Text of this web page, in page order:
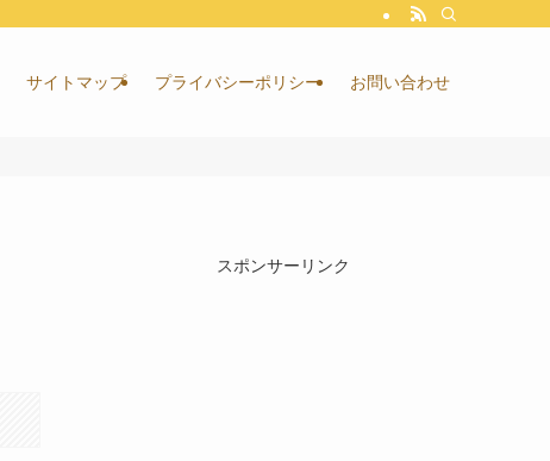
サイトマップ プライバシーポリシー お問い合わせ
スポンサーリンク